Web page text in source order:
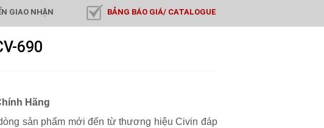
GIAO NHẬN BẢNG BÁO GIÁ/ CATALOGUE
690
Hãng
sản phẩm mới đến từ thương hiệu Civin đáp